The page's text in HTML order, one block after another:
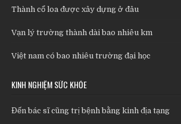
Thành cổ loa được xây dựng ở đâu
Vạn lý trường thành dài bao nhiêu km
Việt nam có bao nhiêu trường đại học
KINH NGHIỆM SỨC KHỎE
Đến bác sĩ cũng trị bệnh bằng kinh địa tạng